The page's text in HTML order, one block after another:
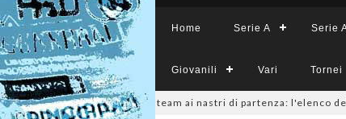
Home Serie A Serie
Giovanili Vari Tornei
sono 14 i team ai nastri di partenza: l'elenco delle